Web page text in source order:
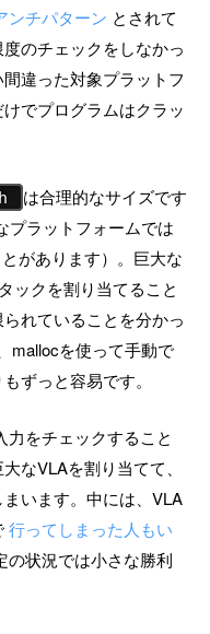
ンチパターン とされて
のチェックをしなかっ
違った対象プラットフ
でプログラムはクラッ
は合理的なサイズです
プラットフォームでは
があります）。巨大な
ックを割り当てること
れていることを分かっ
mallocを使って手動で
ずっと容易です。
をチェックすること
なVLAを割り当てて、
います。中には、VLA
行ってしまった人もい
の状況では小さな勝利